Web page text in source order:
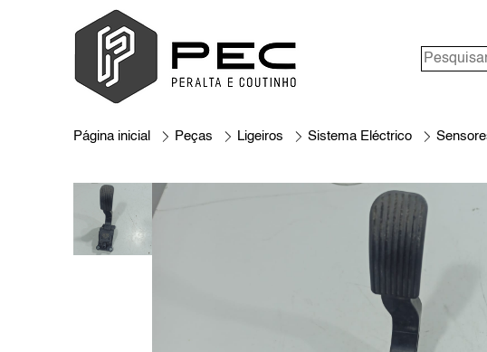
Página inicial Peças Ligeiros Sistema Eléctrico